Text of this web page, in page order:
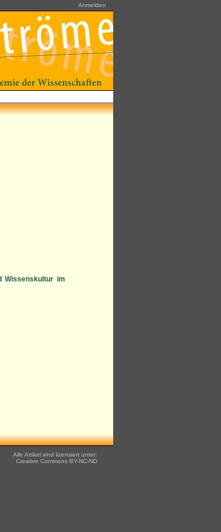
Anmelden
Wissenskultur im
Alle Artikel sind lizensiert unter:
Creative Commons BY-NC-ND